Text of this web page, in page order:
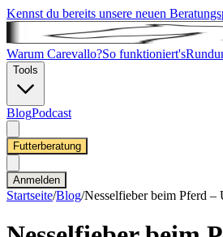
Kennst du bereits unsere neuen
Warum Carevallo?So funktioniert's
Tools
BlogPodcast
Futterberatung
Anmelden
Startseite/Blog/Nesselfieber beim Pferd –